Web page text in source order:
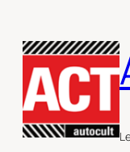
au
contenu